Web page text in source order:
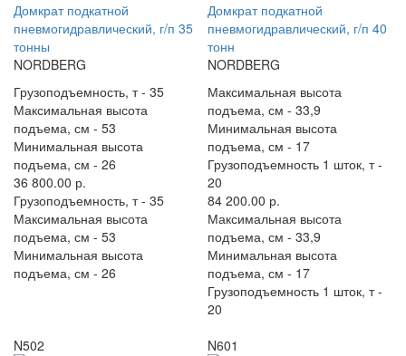
Домкрат подкатной
пневмогидравлический, г/п 35
тонны
NORDBERG
Грузоподъемность, т - 35
Максимальная высота
подъема, см - 53
Минимальная высота
подъема, см - 26
36 800.00 р.
Грузоподъемность, т - 35
Максимальная высота
подъема, см - 53
Минимальная высота
подъема, см - 26
Домкрат подкатной
пневмогидравлический, г/п 40
тонн
NORDBERG
Максимальная высота
подъема, см - 33,9
Минимальная высота
подъема, см - 17
Грузоподъемность 1 шток, т -
20
84 200.00 р.
Максимальная высота
подъема, см - 33,9
Минимальная высота
подъема, см - 17
Грузоподъемность 1 шток, т -
20
N502
N601